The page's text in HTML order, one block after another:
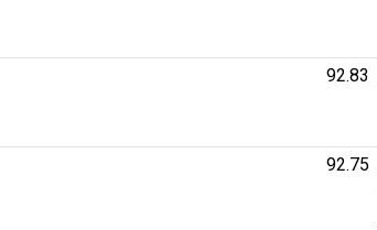
92.83
92.75